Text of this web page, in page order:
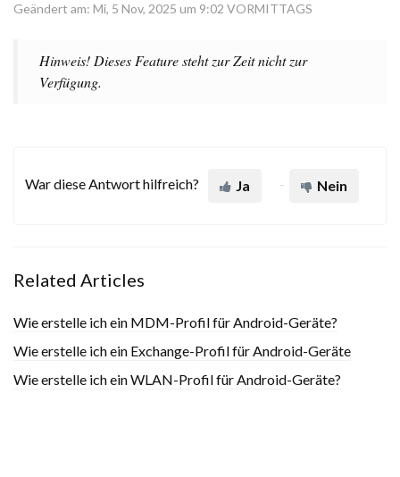
Geändert am: Mi, 5 Nov, 2025 um 9:02 VORMITTAGS
Hinweis! Dieses Feature steht zur Zeit nicht zur
Verfügung.
War diese Antwort hilfreich? Ja Nein
Related Articles
Wie erstelle ich ein MDM-Profil für Android-Geräte?
Wie erstelle ich ein Exchange-Profil für Android-Geräte
Wie erstelle ich ein WLAN-Profil für Android-Geräte?